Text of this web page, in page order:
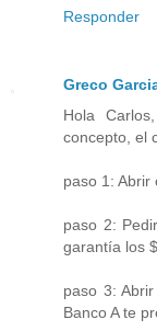
Responder
Greco
Hola
concepto, el
paso 1: Abrir
paso 2:
garantía los
paso 3:
Banco A te